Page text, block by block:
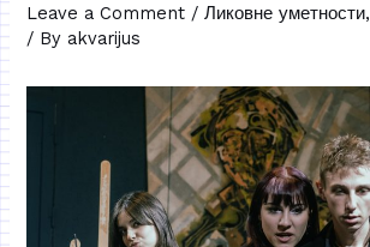
Leave a Comment /Ликовне уметности,
/ By akvarijus